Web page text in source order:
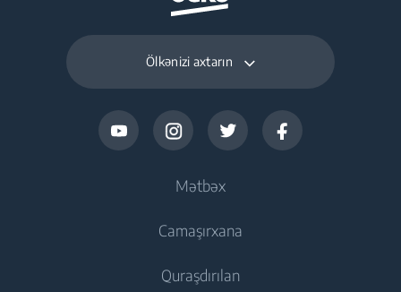
Ölkənizi axtarın
Mətbəx
Soyutma
Dondurucular
Camaşırxana
Paltaryuyan maşınlar
Quraşdırılan